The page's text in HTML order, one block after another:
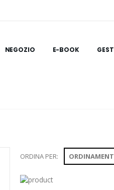
NEGOZIO E-BOOK
ORDINA PER: